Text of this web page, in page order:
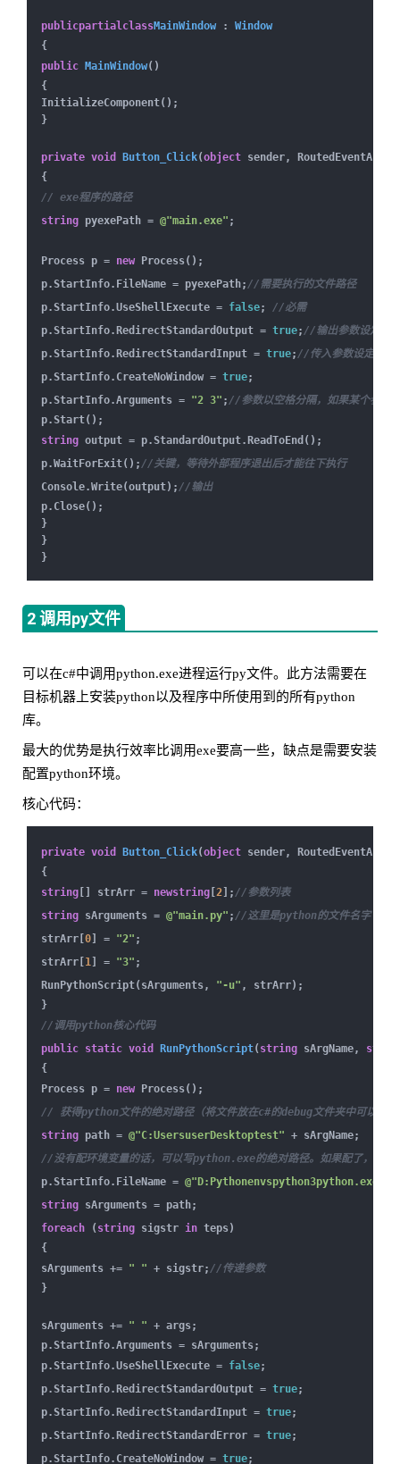
publicpartialclassMainWindow: Window
{
public
MainWindow( )
{
InitializeComponent();
}
private void Button_Click(object sender, RoutedEventArgs
{
// exe程序的路径
string pyexePath = @"main.exe" ;
Process p = new Process();
p.StartInfo.FileName = pyexePath; //需要执行的文件路径
p.StartInfo.UseShellExecute = false; //必需
p.StartInfo.RedirectStandardOutput = true; //输出参数设定
p.StartInfo.RedirectStandardInput = true; //传入参数设定
p.StartInfo.CreateNoWindow = true;
p.StartInfo.Arguments = "2 3" ; //参数以空格分隔，如果某个参数
p.Start();
string output = p.StandardOutput.ReadToEnd();
p.WaitForExit(); //关键，等待外部程序退出后才能往下执行
Console.Write(output); //输出
p.Close();
}
}
}
2 调用py文件
可以在c#中调用python.exe进程运行py文件。此方法需要在
目标机器上安装python以及程序中所使用到的所有python
库。
最大的优势是执行效率比调用exe要高一些，缺点是需要安装
配置python环境。
核心代码：
private void Button_Click(object sender, RoutedEventArgs
{
string [] strArr = newstring 2 ]; //参数列表
string sArguments = @"main.py" ; //这里是python的文件名字
strArr[ 0 ] = "2" ;
strArr[ 1 ] = "3" ;
RunPythonScript(sArguments, "-u" , strArr);
}
//调用python核心代码
public static void RunPythonScript( string sArgName,
{
Process p = new Process();
// 获得python文件的绝对路径（将文件放在c#的debug文件夹中可以这样
string path = @"C:UsersuserDesktoptest" + sArgName;
//没有配环境变量的话，可以写python.exe的绝对路径。如果配了，直
p.StartInfo.FileName = @"D:Pythonenvspython3python.exe"
string sArguments = path;
foreach ( string sigstr in teps)
{
sArguments += " " + sigstr; //传递参数
}
sArguments += " " + args;
p.StartInfo.Arguments = sArguments;
p.StartInfo.UseShellExecute = false;
p.StartInfo.RedirectStandardOutput = true;
p.StartInfo.RedirectStandardInput = true;
p.StartInfo.RedirectStandardError = true;
p.StartInfo.CreateNoWindow = true;